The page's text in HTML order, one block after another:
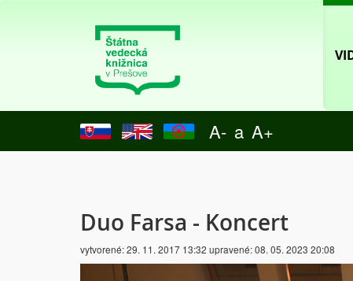
A- a A+
Duo Farsa - Koncert
vytvorené:29. 11. 2017 13:32 upravené:08. 05. 2023 20:08